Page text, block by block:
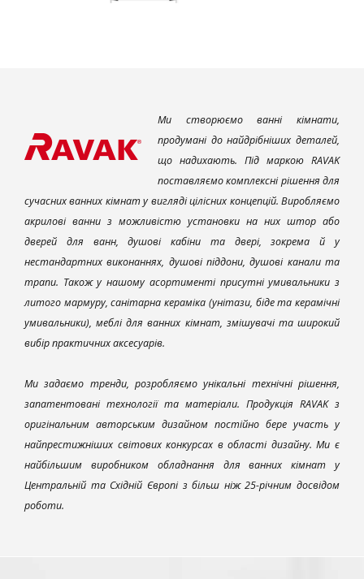
Ми створюємо ванні кімнати,
продумані до найдрібніших деталей,
що надихають. Під маркою RAVAK
поставляємо комплексні рішення для
сучасних ванних кімнат у вигляді цілісних концепцій. Виробляємо
акрилові ванни з можливістю установки на них штор або
дверей для ванн, душові кабіни та двері, зокрема й у
нестандартних виконаннях, душові піддони, душові канали та
трапи. Також у нашому асортименті присутні умивальники з
литого мармуру, санітарна кераміка (унітази, біде та керамічні
умивальники), меблі для ванних кімнат, змішувачі та широкий
вибір практичних аксесуарів.
Ми задаємо тренди, розробляємо унікальні технічні рішення,
запатентовані технології та матеріали. Продукція RAVAK з
оригінальним авторським дизайном постійно бере участь у
найпрестижніших світових конкурсах в області дизайну. Ми є
найбільшим виробником обладнання для ванних кімнат у
Центральній та Східній Європі з більш ніж 25-річним досвідом
роботи.